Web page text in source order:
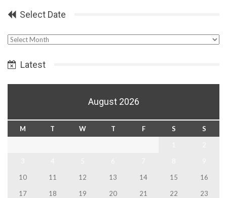
Select Date
Select
Latest
August 2026
M T W T F S
S
10
11 12 13 14 15
16
17
18 19 20 21 22
23